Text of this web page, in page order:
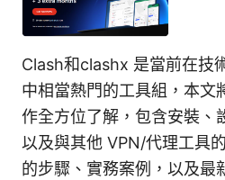
Clash和clashx 是當前在技
中相當熱門的工具組，本文
作全方位了解，包含安裝、
以及與其他 VPN/代理工具
的步驟、實務案例，以及最